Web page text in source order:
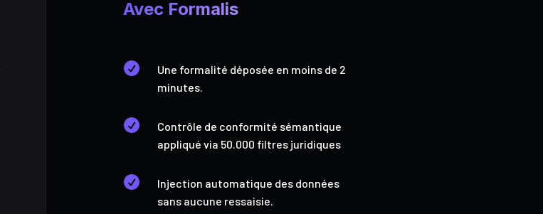
Avec Formalis

Une formalité déposée en moins de 2
minutes.

Contrôle de conformité sémantique
appliqué via 50.000 filtres juridiques

Injection automatique des données
sans aucune ressaisie.